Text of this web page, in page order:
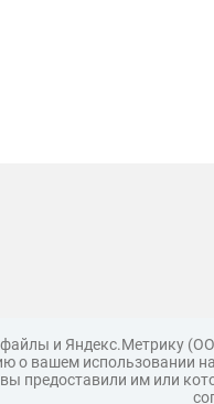
и Яндекс.Метрику
о вашем использовании
предоставили им или